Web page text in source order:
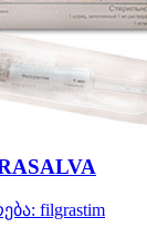
filgrastim